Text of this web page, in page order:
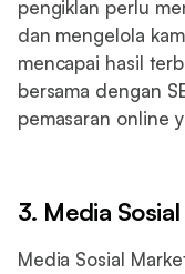
pengiklan perlu
dan mengelola
mencapai hasil
bersama dengan
pemasaran online
3. Media
Media Sosial